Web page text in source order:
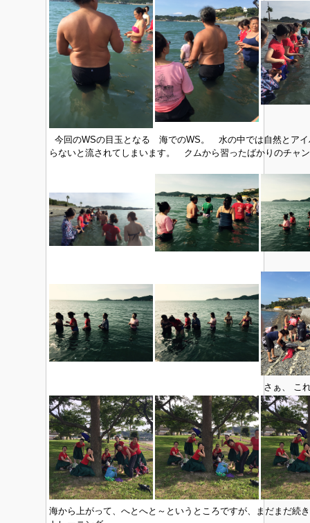
今回のWSの目玉となる 海でのWS。 水の中では自然とア
らないと流されてしまいます。 クムから習ったばかりのチャ
さぁ、 こ
海から上がって、へとへと～というところですが、まだまだ